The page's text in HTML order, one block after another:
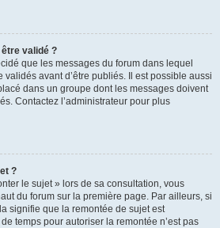
validé ?
que les messages du forum dans lequel
validés avant d’être publiés. Il est possible aussi
dans un groupe dont les messages doivent
Contactez l’administrateur pour plus
?
le sujet » lors de sa consultation, vous
du forum sur la première page. Par ailleurs, si
signifie que la remontée de sujet est
temps pour autoriser la remontée n’est pas